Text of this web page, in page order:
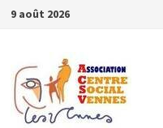
Passer
9 août 2026